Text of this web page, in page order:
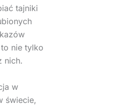
tajniki
nie tylko
nich.
w
świecie,